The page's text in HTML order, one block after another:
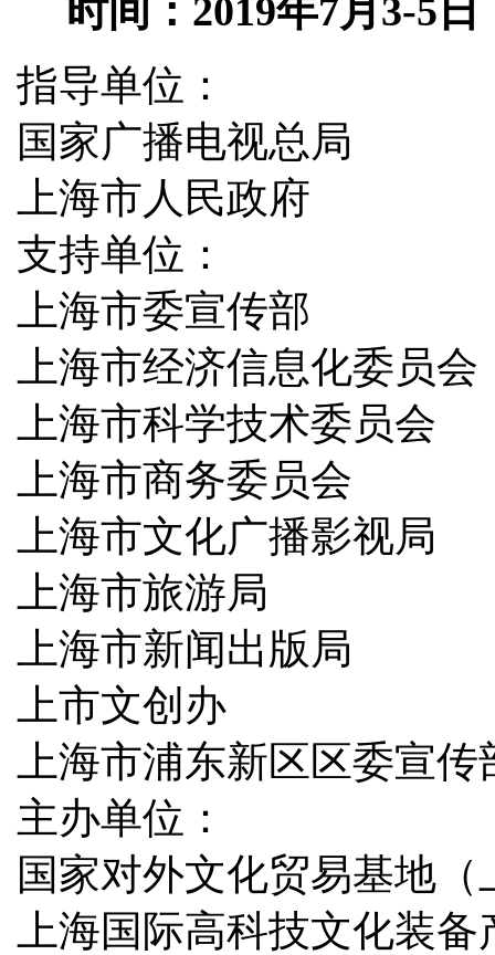
时间： 2019年7月 3-5 日
指导单位：
国家广播电视总局
上海市人民政府
支持单位：
上海市委宣传部
上海市经济信息化委员会
上海市科学技术委员会
上海市商务委员会
上海市文化广播影视局
上海市旅游局
上海市新闻出版局
上市文创办
上海市浦东新区区委宣传
主办单位：
国家对外文化贸易基地（
上海国际高科技文化装